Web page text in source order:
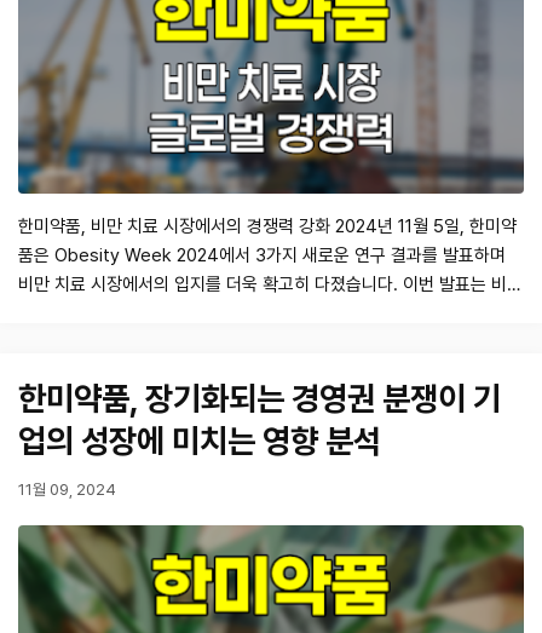
한미약품, 비만 치료 시장에서의 경쟁력 강화 2024년 11월 5일, 한미약
품은 Obesity Week 2024에서 3가지 새로운 연구 결과를 발표하며
비만 치료 시장에서의 입지를 더욱 확고히 다졌습니다. 이번 발표는 비만
하고 있습니다…
한미약품, 장기화되는 경영권 분쟁이 기
업의 성장에 미치는 영향 분석
11월 09, 2024